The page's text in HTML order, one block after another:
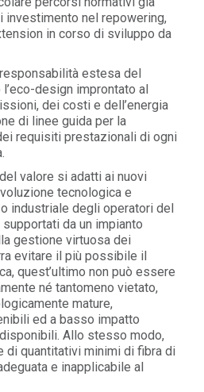
investimento nel repowering,
in corso di sviluppo da
estesa del
design improntato al
dei costi e dell’energia
di linee guida per la
requisiti prestazionali di ogni
valore si adatti ai nuovi
tecnologica e
industriale degli operatori del
da un impianto
gestione virtuosa dei
evitare il più possibile il
quest’ultimo non può essere
né tantomeno vietato,
mature,
ed a basso impatto
Allo stesso modo,
di quantitativi minimi di fibra di
e inapplicabile al